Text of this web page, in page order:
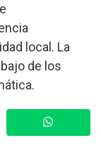
local. La
de los